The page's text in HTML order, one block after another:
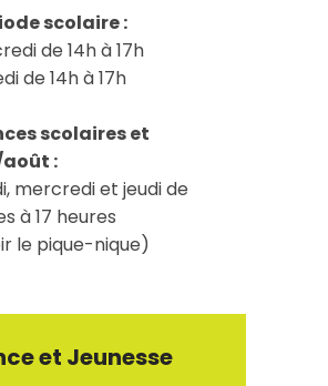
scolaire :
de 14h à 17h
de 14h à 17h
scolaires et
:
mercredi et jeudi de
à 17 heures
le pique-nique)
et Jeunesse